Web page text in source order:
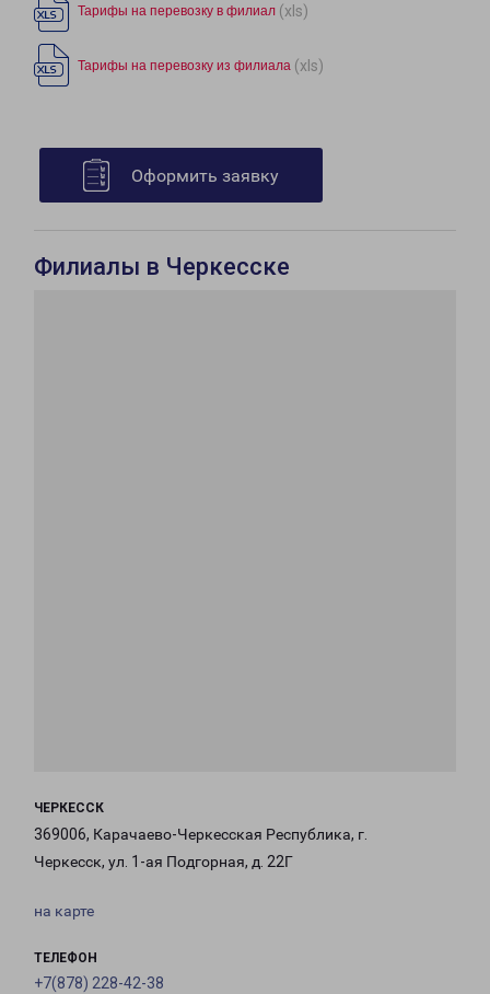
Тарифы на перевозку в филиал (xls)
Тарифы на перевозку из филиала (xls)
Оформить заявку
Филиалы в Черкесске
ЧЕРКЕССК
369006, Карачаево-Черкесская Республика, г.
Черкесск, ул. 1-ая Подгорная, д. 22Г
на карте
ТЕЛЕФОН
+7(878) 228-42-38